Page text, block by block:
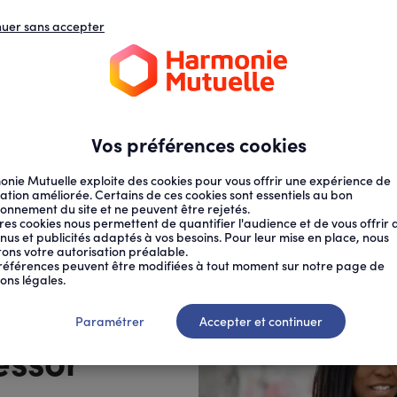
UN...
arme
Vos préférences cookies
Mutuelle exploite des cookies pour vous offrir une expérience de
améliorée. Certains de ces cookies sont essentiels au bon
du site et ne peuvent être rejetés.
cookies nous permettent de quantifier l'audience et de vous offrir
et publicités adaptés à vos besoins. Pour leur mise en place, nous
votre autorisation préalable.
peuvent être modifiées à tout moment sur notre page de
légales.
sans accepter
Paramétrer Accepter et continuer